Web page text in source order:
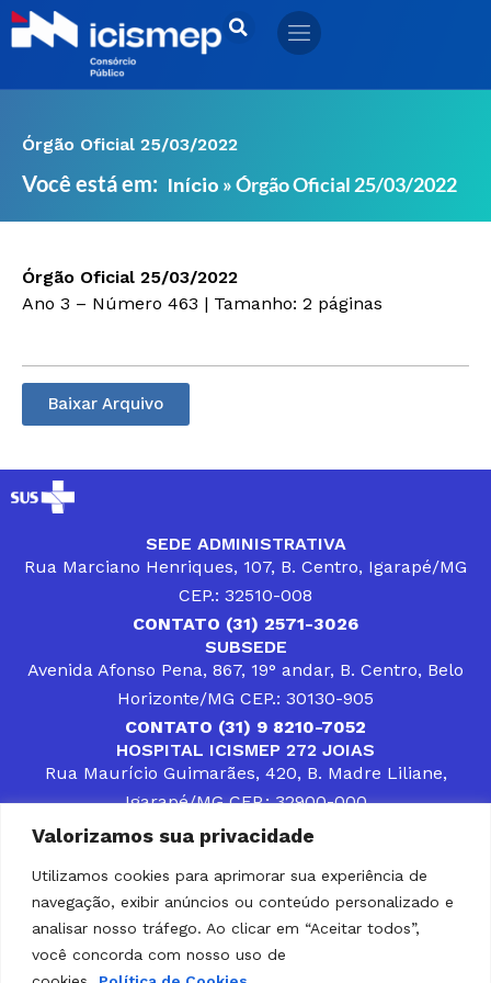
Valorizamos sua privacidade
Utilizamos cookies para aprimorar sua experiência de
navegação, exibir anúncios ou conteúdo personalizado e
analisar nosso tráfego. Ao clicar em “Aceitar todos”,
você concorda com nosso uso de
Ir
para
Órgão Oficial 25/03/2022
Você está em: Início »Órgão Oficial 25/03/2022
Órgão Oficial 25/03/2022
Ano 3 – Número 463 | Tamanho: 2 páginas
Baixar Arquivo
SEDE ADMINISTRATIVA
Rua Marciano Henriques, 107, B. Centro, Igarapé/MG
CEP.: 32510-008
CONTATO (31) 2571-3026
SUBSEDE
Avenida Afonso Pena, 867, 19° andar, B. Centro, Belo
Horizonte/MG CEP.: 30130-905
CONTATO (31) 9 8210-7052
HOSPITAL ICISMEP 272 JOIAS
Rua Maurício Guimarães, 420, B. Madre Liliane,
Igarapé/MG CEP.: 32900-000
CONTATOS (31) 3512-4400 ou (31) 9 8309-8660
DESENVOLVER SOLUÇÕES, AÇÕES E SERVIÇOS
PÚBLICOS QUE COMPLEMENTEM A ASSISTÊNCIA À
POPULAÇÃO DA REGIÃO EM QUE ATUA, SENDO
PARCEIRO DOS MUNICÍPIOS CONSORCIADOS NA
SOLUÇÃO DE DIFICULDADES ENFRENTADAS POR
GESTORES MUNICIPAIS, É O COMPROMISSO DO
ICISMEP.